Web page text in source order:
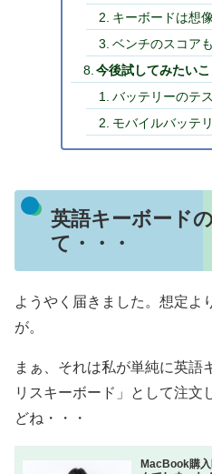
キーボードは想
ベンチのスコア
今後試してみたいこ
バッテリーのテ
モバイルバッテ
英語キーボード
て・・・
ようやく届きました。想定よ
が。
まぁ、それは私が単純に英語
リスキーボード」として注文
どね・・・
MacBook購